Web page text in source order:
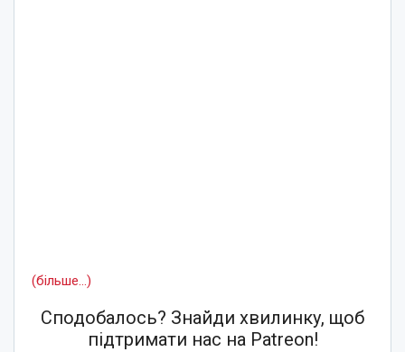
(більше…)
Сподобалось? Знайди хвилинку, щоб
підтримати нас на Patreon!